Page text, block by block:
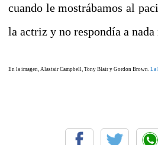
cuando le mostrábamos al
la actriz y no respondía a nada
En la imagen, Alastair Campbell, Tony Blair y Gordon Brown. La